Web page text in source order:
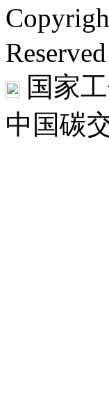
Reserved
国家
中国碳